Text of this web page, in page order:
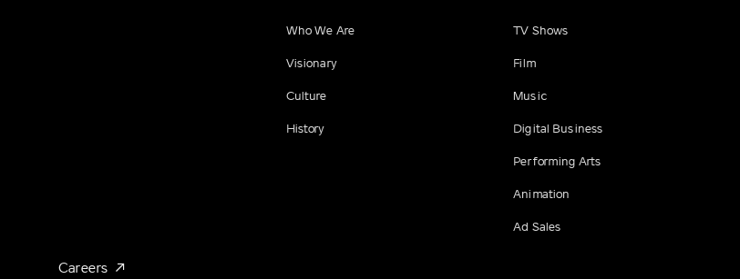
Who We Are
Visionary
Culture
History
TV Shows
Film
Music
Digital Business
Performing Arts
Animation
Ad Sales
Careers